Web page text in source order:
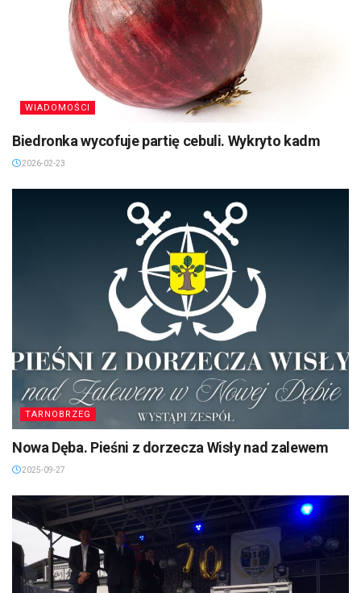
WIADOMOŚCI
Biedronka wycofuje partię cebuli. Wykryto kadm
2026-02-23
TARNOBRZEG
Nowa Dęba. Pieśni z dorzecza Wisły nad zalewem
2025-09-27